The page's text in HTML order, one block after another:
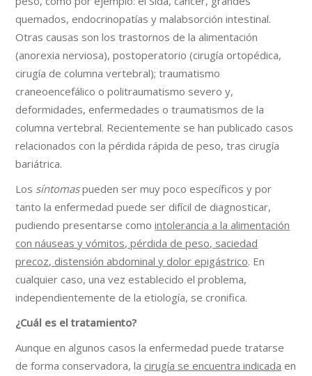
quemados, endocrinopatías y malabsorción intestinal.
Otras causas son los trastornos de la alimentación
(anorexia nerviosa), postoperatorio (cirugía ortopédica,
cirugía de columna vertebral); traumatismo
craneoencefálico o politraumatismo severo y,
deformidades, enfermedades o traumatismos de la
columna vertebral. Recientemente se han publicado casos
relacionados con la pérdida rápida de peso, tras cirugía
bariátrica.
Los síntomaspueden ser muy poco específicos y por
tanto la enfermedad puede ser difícil de diagnosticar,
pudiendo presentarse comointolerancia a la alimentación
con náuseas y vómitos, pérdida de peso, saciedad
precoz, distensión abdominal y dolor epigástrico. En
cualquier caso, una vez establecido el problema,
independientemente de la etiología, se cronifica.
¿Cuál es el tratamiento?
Aunque en algunos casos la enfermedad puede tratarse
de forma conservadora, lacirugía se encuentra indicada en